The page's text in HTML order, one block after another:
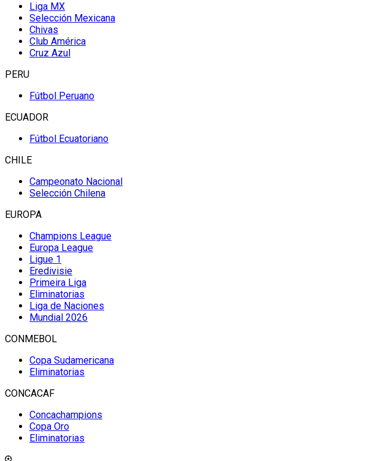
Liga MX
Selección Mexicana
Chivas
Club América
Cruz Azul
PERU
Fútbol Peruano
ECUADOR
Fútbol Ecuatoriano
CHILE
Campeonato Nacional
Selección Chilena
EUROPA
Champions League
Europa League
Ligue 1
Eredivisie
Primeira Liga
Eliminatorias
Liga de Naciones
Mundial 2026
CONMEBOL
Copa Sudamericana
Eliminatorias
CONCACAF
Concachampions
Copa Oro
Eliminatorias